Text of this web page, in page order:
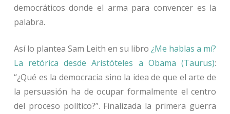
democráticos donde el arma para convencer es la
palabra.
Así lo plantea Sam Leith en su libro¿Me hablas a mí?
La retórica desde Aristóteles a Obama (Taurus):
“¿Qué es la democracia sino la idea de que el arte de
la persuasión ha de ocupar formalmente el centro
del proceso político?”. Finalizada la primera guerra